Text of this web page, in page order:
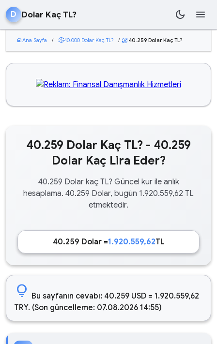
D Dolar Kaç TL? dark_mode menu
homeAna Sayfa / currency_exchange40.000 Dolar Kaç TL? / currency_exchange 40.259 Dolar Kaç TL?
40.259 Dolar Kaç TL? - 40.259
Dolar Kaç Lira Eder?
40.259 Dolar kaç TL? Güncel kur ile anlık
hesaplama. 40.259 Dolar, bugün 1.920.559,62 TL
etmektedir.
40.259 Dolar =1.920.559,62TL
lightbulb Bu sayfanın cevabı: 40.259 USD = 1.920.559,62
TRY. (Son güncelleme: 07.08.2026 14:55)